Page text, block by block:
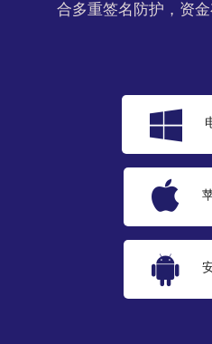
合多重签名防护，资金